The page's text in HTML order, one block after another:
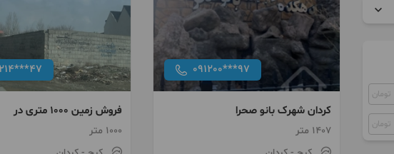
تومان
تومان
091200***97
کردان شهرک بانو صحرا
1407 متر
فروش زمین 1000 متری در
تهراندشت حاجی آباد
1000 متر